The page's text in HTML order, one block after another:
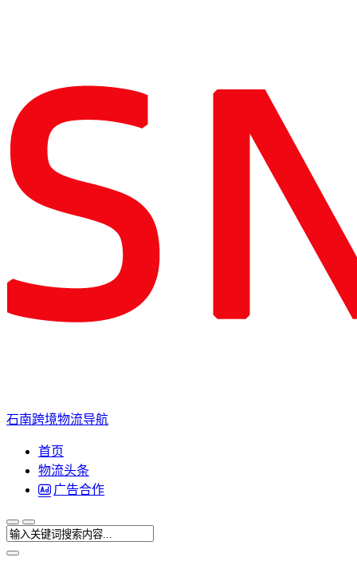
石南跨境物流导航
首页
物流头条
广告合作